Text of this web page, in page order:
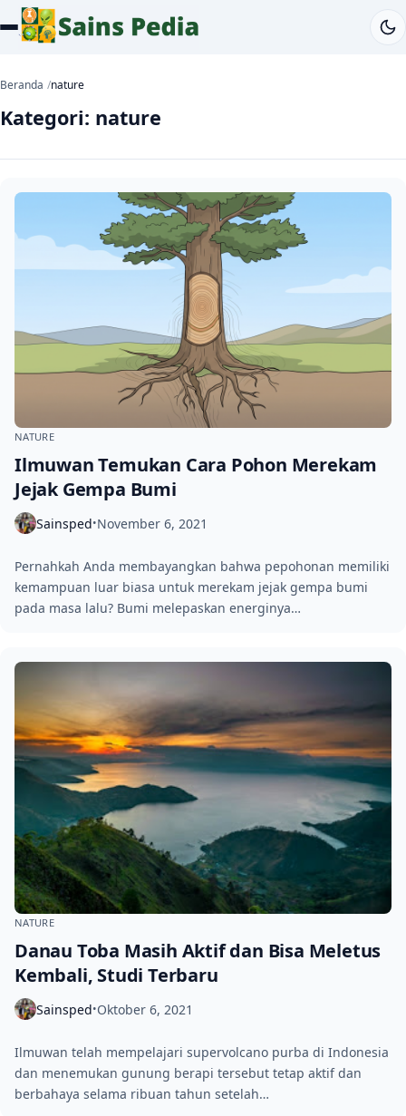
Beranda nature
Kategori: nature
NATURE
Ilmuwan Temukan Cara Pohon Merekam
Jejak Gempa Bumi
Sainsped•November 6, 2021
Pernahkah Anda membayangkan bahwa pepohonan memiliki
kemampuan luar biasa untuk merekam jejak gempa bumi
pada masa lalu? Bumi melepaskan energinya…
NATURE
Danau Toba Masih Aktif dan Bisa Meletus
Kembali, Studi Terbaru
Sainsped•Oktober 6, 2021
Ilmuwan telah mempelajari supervolcano purba di Indonesia
dan menemukan gunung berapi tersebut tetap aktif dan
berbahaya selama ribuan tahun setelah…